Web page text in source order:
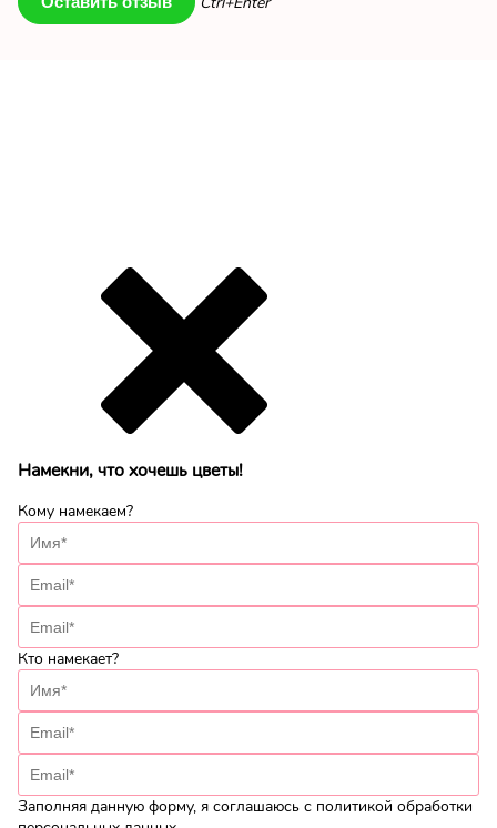
Намекни, что хочешь цветы!
Кому намекаем?
Кто намекает?
Заполняя данную форму, я соглашаюсь с политикой обработки